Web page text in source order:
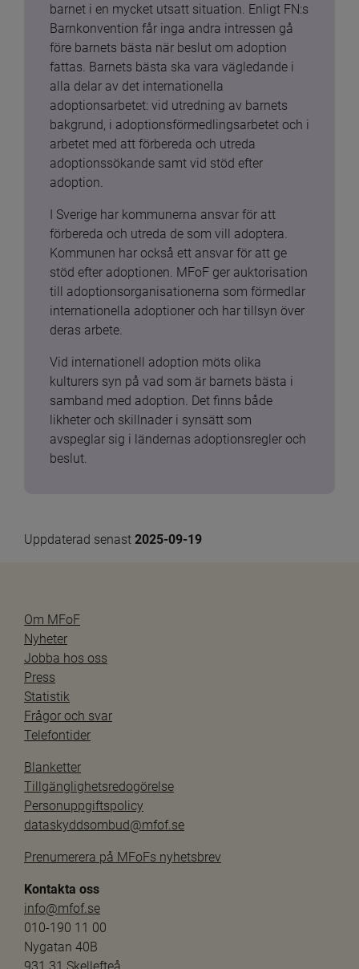
barnet i en mycket utsatt situation. Enligt FN:s
Barnkonvention får inga andra intressen gå
före barnets bästa när beslut om adoption
fattas. Barnets bästa ska vara vägledande i
alla delar av det internationella
adoptionsarbetet: vid utredning av barnets
bakgrund, i adoptionsförmedlingsarbetet och i
arbetet med att förbereda och utreda
adoptionssökande samt vid stöd efter
adoption.
I Sverige har kommunerna ansvar för att
förbereda och utreda de som vill adoptera.
Kommunen har också ett ansvar för att ge
stöd efter adoptionen. MFoF ger auktorisation
till adoptionsorganisationerna som förmedlar
internationella adoptioner och har tillsyn över
deras arbete.
Vid internationell adoption möts olika
kulturers syn på vad som är barnets bästa i
samband med adoption. Det finns både
likheter och skillnader i synsätt som
avspeglar sig i ländernas adoptionsregler och
beslut.
Uppdaterad senast 2025-09-19
Om MFoF
Nyheter
Jobba hos oss
Press
Statistik
Frågor och svar
Telefontider
Blanketter
Tillgänglighetsredogörelse
Personuppgiftspolicy
dataskyddsombud@mfof.se
Prenumerera på MFoFs nyhetsbrev
Kontakta oss
info@mfof.se
010-190 11 00
Nygatan 40B